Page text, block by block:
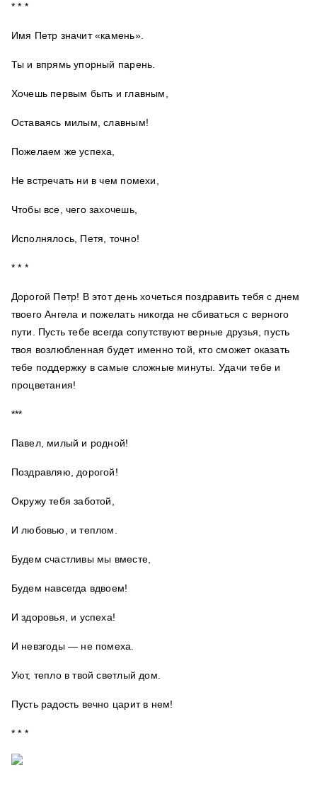
* * *
Имя Петр значит «камень».
Ты и впрямь упорный парень.
Хочешь первым быть и главным,
Оставаясь милым, славным!
Пожелаем же успеха,
Не встречать ни в чем помехи,
Чтобы все, чего захочешь,
Исполнялось, Петя, точно!
* * *
Дорогой Петр! В этот день хочеться поздравить тебя с днем
твоего Ангела и пожелать никогда не сбиваться с верного
пути. Пусть тебе всегда сопутствуют верные друзья, пусть
твоя возлюбленная будет именно той, кто сможет оказать
тебе поддержку в самые сложные минуты. Удачи тебе и
процветания!
***
Павел, милый и родной!
Поздравляю, дорогой!
Окружу тебя заботой,
И любовью, и теплом.
Будем счастливы мы вместе,
Будем навсегда вдвоем!
И здоровья, и успеха!
И невзгоды — не помеха.
Уют, тепло в твой светлый дом.
Пусть радость вечно царит в нем!
* * *